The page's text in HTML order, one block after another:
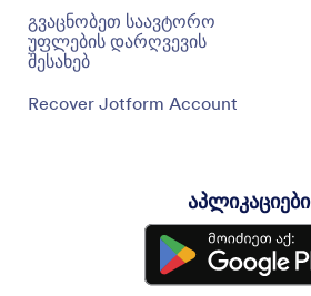
გვაცნობეთ საავტორო
უფლების დარღვევის
შესახებ
Recover Jotform Account
აპლიკაციები